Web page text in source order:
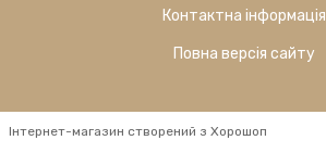
Контактна інформація
Повна версія сайту
Інтернет-магазин створений з Хорошоп